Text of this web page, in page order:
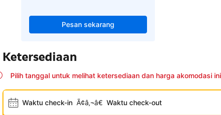
Pesan sekarang
Ketersediaan
Pilih tanggal untuk melihat ketersediaan dan harga akomodasi ini
Waktu check-in Ã¢â‚¬â€ Waktu check-out